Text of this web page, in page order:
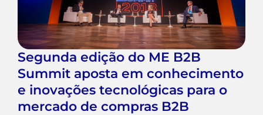
Segunda edição do ME B2B
Summit aposta em conhecimento
e inovações tecnológicas para o
mercado de compras B2B